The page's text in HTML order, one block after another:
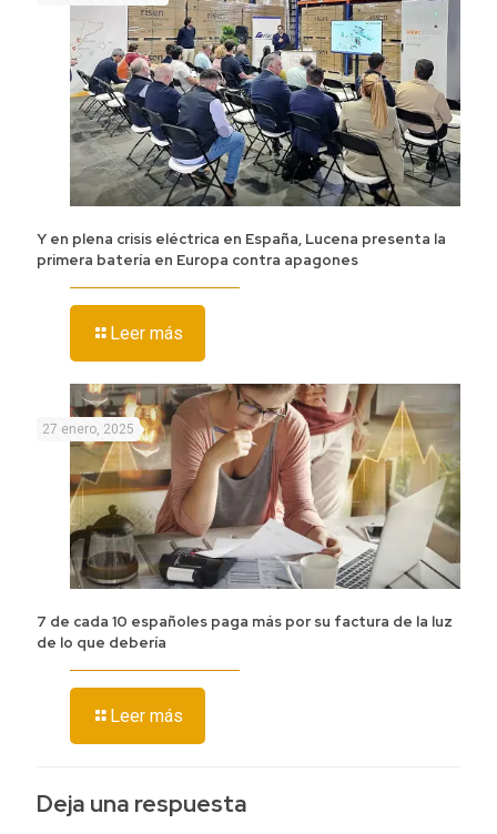
Y en plena crisis eléctrica en España, Lucena presenta la
primera batería en Europa contra apagones
Leer más
27 enero, 2025
7 de cada 10 españoles paga más por su factura de la luz
de lo que debería
Leer más
Deja una respuesta